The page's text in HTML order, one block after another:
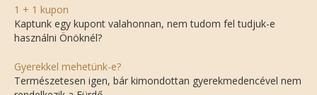
1 + 1 kupon
Kaptunk egy kupont valahonnan, nem tudom fel tudjuk-e
használni Önöknél?
Gyerekkel mehetünk-e?
Természetesen igen, bár kimondottan gyerekmedencével nem